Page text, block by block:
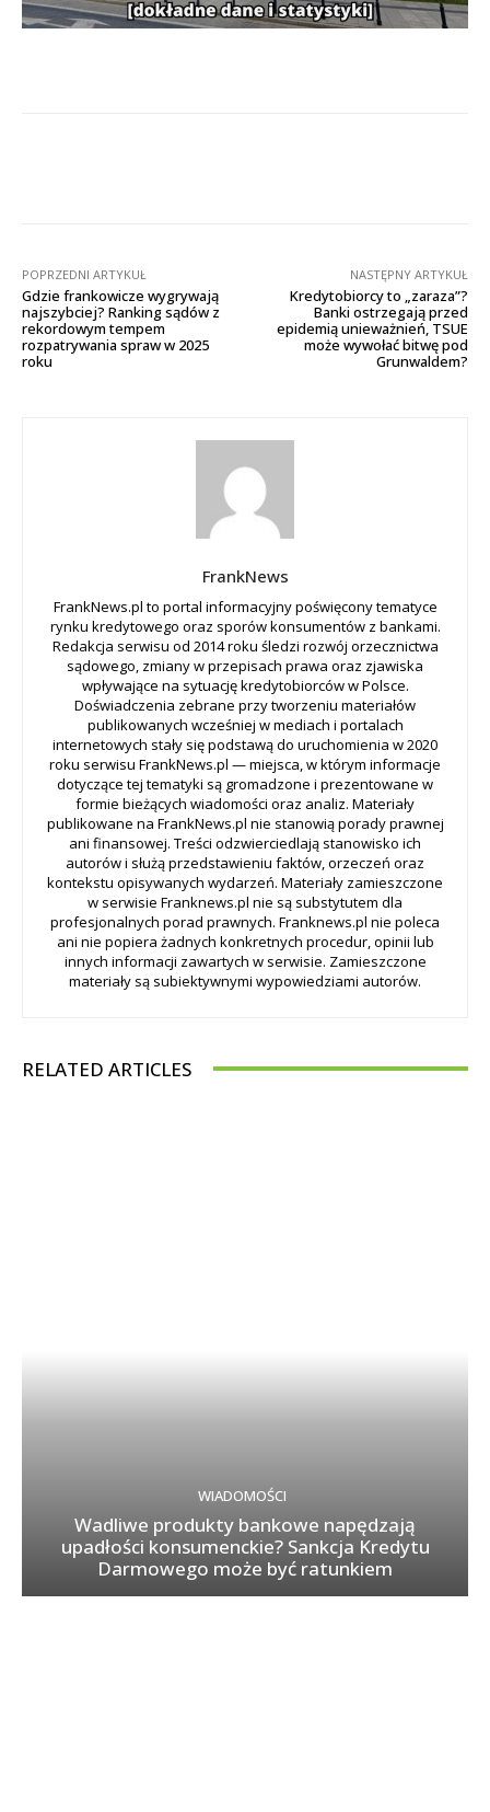
POPRZEDNI ARTYKUŁ
Gdzie frankowicze wygrywają
najszybciej? Ranking sądów z
rekordowym tempem
rozpatrywania spraw w 2025
roku
NASTĘPNY ARTYKUŁ
Kredytobiorcy to „zaraza”?
Banki ostrzegają przed
epidemią unieważnień, TSUE
może wywołać bitwę pod
Grunwaldem?
FrankNews
FrankNews.pl to portal informacyjny poświęcony tematyce
rynku kredytowego oraz sporów konsumentów z bankami.
Redakcja serwisu od 2014 roku śledzi rozwój orzecznictwa
sądowego, zmiany w przepisach prawa oraz zjawiska
wpływające na sytuację kredytobiorców w Polsce.
Doświadczenia zebrane przy tworzeniu materiałów
publikowanych wcześniej w mediach i portalach
internetowych stały się podstawą do uruchomienia w 2020
roku serwisu FrankNews.pl — miejsca, w którym informacje
dotyczące tej tematyki są gromadzone i prezentowane w
formie bieżących wiadomości oraz analiz. Materiały
publikowane na FrankNews.pl nie stanowią porady prawnej
ani finansowej. Treści odzwierciedlają stanowisko ich
autorów i służą przedstawieniu faktów, orzeczeń oraz
kontekstu opisywanych wydarzeń. Materiały zamieszczone
w serwisie Franknews.pl nie są substytutem dla
profesjonalnych porad prawnych. Franknews.pl nie poleca
ani nie popiera żadnych konkretnych procedur, opinii lub
innych informacji zawartych w serwisie. Zamieszczone
materiały są subiektywnymi wypowiedziami autorów.
RELATED ARTICLES
WIADOMOŚCI
Wadliwe produkty bankowe napędzają
upadłości konsumenckie? Sankcja Kredytu
Darmowego może być ratunkiem